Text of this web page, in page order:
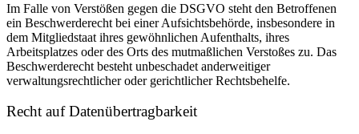
Im Falle von Verstößen gegen die DSGVO steht den Betroffenen
ein Beschwerderecht bei einer Aufsichtsbehörde, insbesondere in
dem Mitgliedstaat ihres gewöhnlichen Aufenthalts, ihres
Arbeitsplatzes oder des Orts des mutmaßlichen Verstoßes zu. Das
Beschwerderecht besteht unbeschadet anderweitiger
verwaltungsrechtlicher oder gerichtlicher Rechtsbehelfe.
Recht auf Daten­übertrag­barkeit